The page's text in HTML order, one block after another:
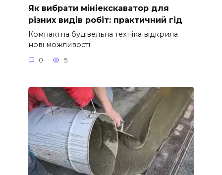
Як вибрати мініекскаватор для
різних видів робіт: практичний гід
Компактна будівельна техніка відкрила
нові можливості
0 5